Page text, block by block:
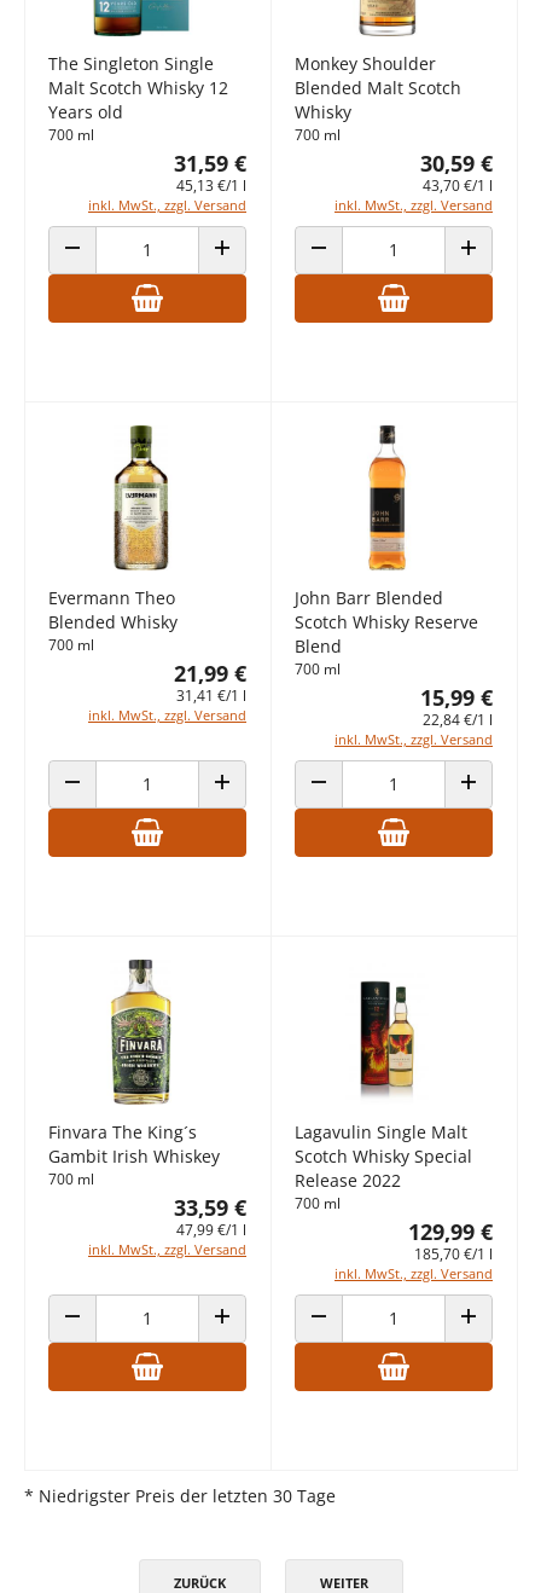
The Singleton Single
Malt Scotch Whisky 12
Years old
700 ml
31,59 €
45,13 €/1 l
inkl. MwSt., zzgl. Versand
ANZAHL VERRINGERN ANZAHL ERHÖHEN
Monkey Shoulder
Blended Malt Scotch
Whisky
700 ml
30,59 €
43,70 €/1 l
inkl. MwSt., zzgl. Versand
ANZAHL VERRINGERN ANZAHL
Evermann Theo
Blended Whisky
700 ml
21,99 €
31,41 €/1 l
inkl. MwSt., zzgl. Versand
ANZAHL VERRINGERN ANZAHL ERHÖHEN
John Barr Blended
Scotch Whisky Reserve
Blend
700 ml
15,99 €
22,84 €/1 l
inkl. MwSt., zzgl. Versand
ANZAHL VERRINGERN ANZAHL
Finvara The King´s
Gambit Irish Whiskey
700 ml
33,59 €
47,99 €/1 l
inkl. MwSt., zzgl. Versand
ANZAHL VERRINGERN ANZAHL ERHÖHEN
Lagavulin Single Malt
Scotch Whisky Special
Release 2022
700 ml
129,99 €
185,70 €/1 l
inkl. MwSt., zzgl. Versand
ANZAHL VERRINGERN ANZAHL
* Niedrigster Preis der letzten 30 Tage
ZURÜCK WEITER